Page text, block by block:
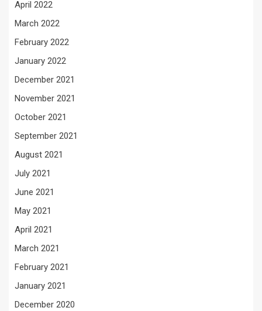
April 2022
March 2022
February 2022
January 2022
December 2021
November 2021
October 2021
September 2021
August 2021
July 2021
June 2021
May 2021
April 2021
March 2021
February 2021
January 2021
December 2020